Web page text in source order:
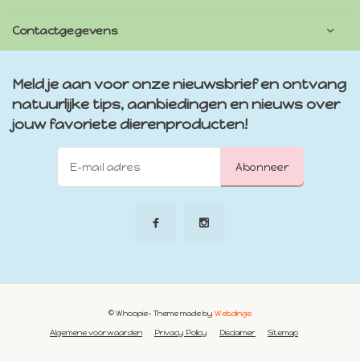
Contactgegevens
Meld je aan voor onze nieuwsbrief en ontvang
natuurlijke tips, aanbiedingen en nieuws over
jouw favoriete dierenproducten!
Abonneer
Algemene voorwaarden Privacy Policy Disclaimer Sitemap
© Whoopie- Theme made by Webdinge